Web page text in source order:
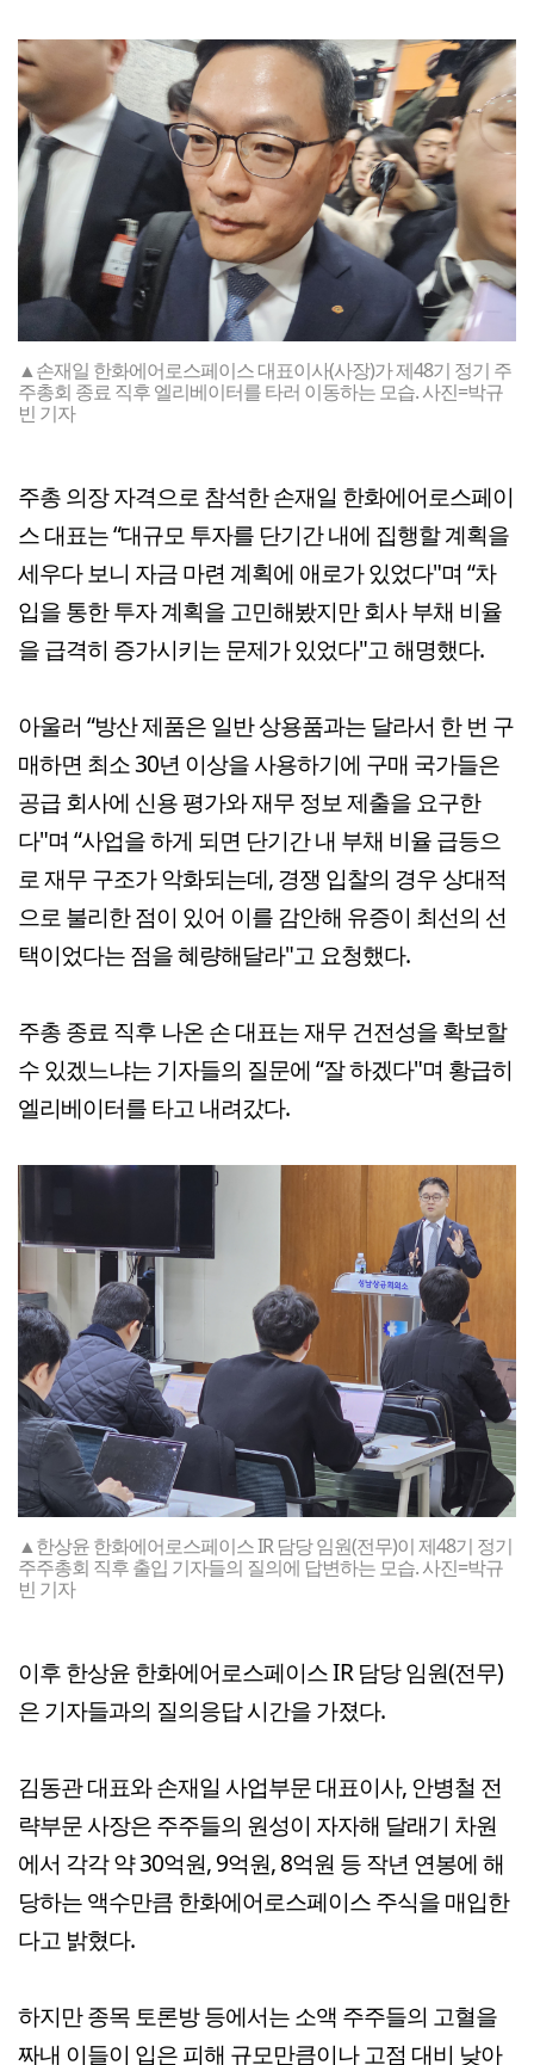
▲손재일 한화에어로스페이스 대표이사(사장)가 제48기 정기 주
주총회 종료 직후 엘리베이터를 타러 이동하는 모습. 사진=박규
빈 기자
주총 의장 자격으로 참석한 손재일 한화에어로스페이
스 대표는 “대규모 투자를 단기간 내에 집행할 계획을
세우다 보니 자금 마련 계획에 애로가 있었다"며 “차
입을 통한 투자 계획을 고민해봤지만 회사 부채 비율
을 급격히 증가시키는 문제가 있었다"고 해명했다.
아울러 “방산 제품은 일반 상용품과는 달라서 한 번 구
매하면 최소 30년 이상을 사용하기에 구매 국가들은
공급 회사에 신용 평가와 재무 정보 제출을 요구한
다"며 “사업을 하게 되면 단기간 내 부채 비율 급등으
로 재무 구조가 악화되는데, 경쟁 입찰의 경우 상대적
으로 불리한 점이 있어 이를 감안해 유증이 최선의 선
택이었다는 점을 혜량해달라"고 요청했다.
주총 종료 직후 나온 손 대표는 재무 건전성을 확보할
수 있겠느냐는 기자들의 질문에 “잘 하겠다"며 황급히
엘리베이터를 타고 내려갔다.
▲한상윤 한화에어로스페이스 IR 담당 임원(전무)이 제48기 정기
주주총회 직후 출입 기자들의 질의에 답변하는 모습. 사진=박규
빈 기자
이후 한상윤 한화에어로스페이스 IR 담당 임원(전무)
은 기자들과의 질의응답 시간을 가졌다.
김동관 대표와 손재일 사업부문 대표이사, 안병철 전
략부문 사장은 주주들의 원성이 자자해 달래기 차원
에서 각각 약 30억원, 9억원, 8억원 등 작년 연봉에 해
당하는 액수만큼 한화에어로스페이스 주식을 매입한
다고 밝혔다.
하지만 종목 토론방 등에서는 소액 주주들의 고혈을
짜내 이들이 입은 피해 규모만큼이나 고점 대비 낮아